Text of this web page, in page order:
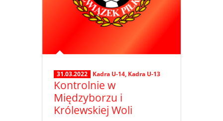
31.03.2022 Kadra U-14, Kadra U-13
Kontrolnie w
Międzyborzu i
Królewskiej Woli